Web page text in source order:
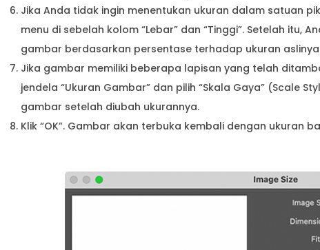
Jika Anda tidak ingin menentukan ukuran dalam satuan
menu di sebelah kolom “Lebar” dan “Tinggi”. Setelah itu,
gambar berdasarkan persentase terhadap ukuran
Jika gambar memiliki beberapa lapisan yang telah
jendela “Ukuran Gambar” dan pilih “Skala Gaya” (Scale
gambar setelah diubah ukurannya.
Klik “OK”. Gambar akan terbuka kembali dengan ukuran